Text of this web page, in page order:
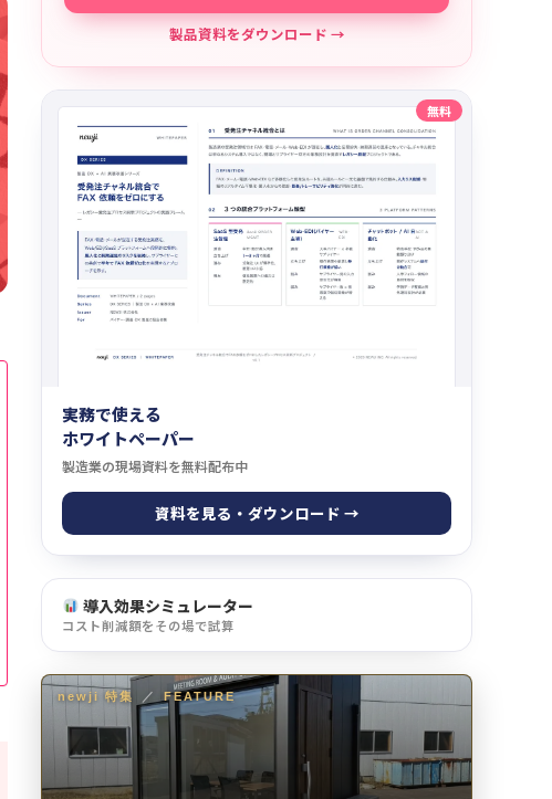
製品資料をダウンロード →
無料
実務で使える
ホワイトペーパー
製造業の現場資料を無料配布中
資料を見る・ダウンロード →
導入効果シミュレーター
コスト削減額をその場で試算
newji 特集 ／ FEATURE